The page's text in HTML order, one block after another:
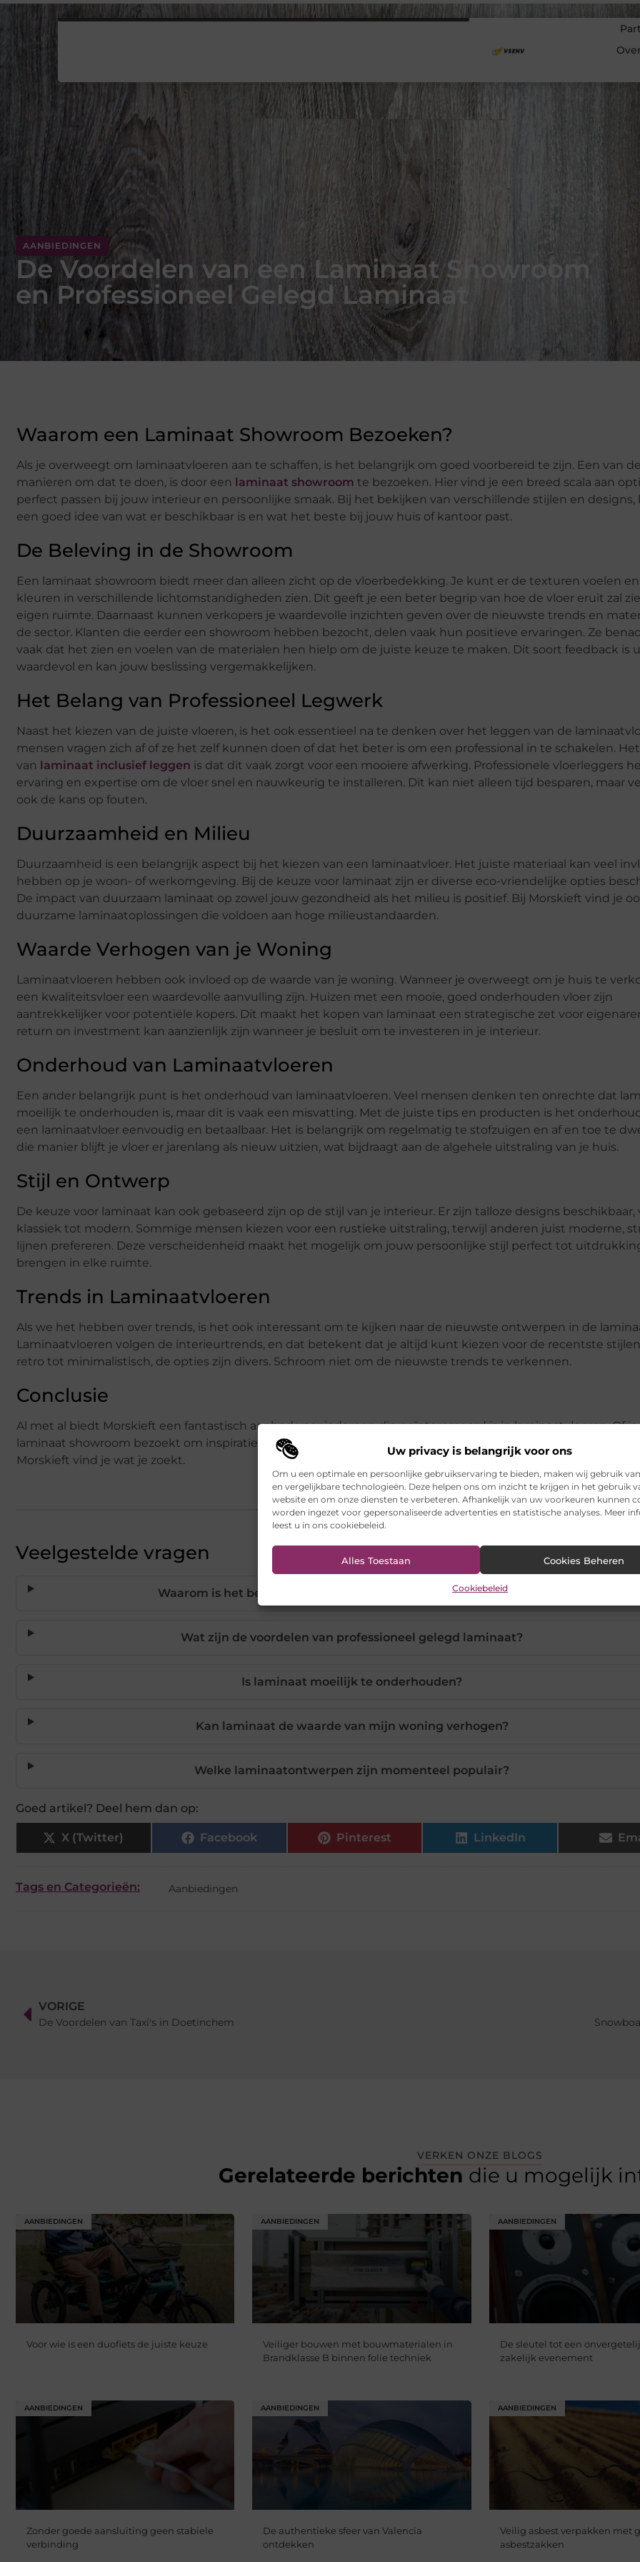
Uw privacy is belangrijk voor ons
Om u een optimale en persoonlijke gebruikservaring te bieden, maken wij gebruik
en vergelijkbare technologieën. Deze helpen ons om inzicht te krijgen in het gebruik
website en om onze diensten te verbeteren. Afhankelijk van uw voorkeuren kunnen
worden ingezet voor gepersonaliseerde advertenties en statistische analyses. Meer
leest u in ons cookiebeleid.
Alles Toestaan Cookies Beheren
Cookiebeleid
AANBIEDINGEN
De Voordelen van een Laminaat Showroom
en Professioneel Gelegd Laminaat
Waarom een Laminaat Showroom Bezoeken?
Als je overweegt om laminaatvloeren aan te schaffen, is het belangrijk om goed voorbereid te zijn. Een van
manieren om dat te doen, is door een
laminaat showroom te bezoeken. Hier vind je een breed scala aan
perfect passen bij jouw interieur en persoonlijke smaak. Bij het bekijken van verschillende stijlen en designs,
een goed idee van wat er beschikbaar is en wat het beste bij jouw huis of kantoor past.
De Beleving in de Showroom
Een laminaat showroom biedt meer dan alleen zicht op de vloerbedekking. Je kunt er de texturen voelen
kleuren in verschillende lichtomstandigheden zien. Dit geeft je een beter begrip van hoe de vloer eruit zal
eigen ruimte. Daarnaast kunnen verkopers je waardevolle inzichten geven over de nieuwste trends en
de sector. Klanten die eerder een showroom hebben bezocht, delen vaak hun positieve ervaringen. Ze
vaak dat het zien en voelen van de materialen hen hielp om de juiste keuze te maken. Dit soort feedback is
waardevol en kan jouw beslissing vergemakkelijken.
Het Belang van Professioneel Legwerk
Naast het kiezen van de juiste vloeren, is het ook essentieel na te denken over het leggen van de
mensen vragen zich af of ze het zelf kunnen doen of dat het beter is om een professional in te schakelen.
van
laminaat inclusief leggen is dat dit vaak zorgt voor een mooiere afwerking. Professionele vloerleggers
ervaring en expertise om de vloer snel en nauwkeurig te installeren. Dit kan niet alleen tijd besparen, maar
ook de kans op fouten.
Duurzaamheid en Milieu
Duurzaamheid is een belangrijk aspect bij het kiezen van een laminaatvloer. Het juiste materiaal kan veel
hebben op je woon- of werkomgeving. Bij de keuze voor laminaat zijn er diverse eco-vriendelijke opties
De impact van duurzaam laminaat op zowel jouw gezondheid als het milieu is positief. Bij Morskieft vind je
duurzame laminaatoplossingen die voldoen aan hoge milieustandaarden.
Waarde Verhogen van je Woning
Laminaatvloeren hebben ook invloed op de waarde van je woning. Wanneer je overweegt om je huis te
een kwaliteitsvloer een waardevolle aanvulling zijn. Huizen met een mooie, goed onderhouden vloer zijn
aantrekkelijker voor potentiële kopers. Dit maakt het kopen van laminaat een strategische zet voor
return on investment kan aanzienlijk zijn wanneer je besluit om te investeren in je interieur.
Onderhoud van Laminaatvloeren
Een ander belangrijk punt is het onderhoud van laminaatvloeren. Veel mensen denken ten onrechte dat
moeilijk te onderhouden is, maar dit is vaak een misvatting. Met de juiste tips en producten is het
een laminaatvloer eenvoudig en betaalbaar. Het is belangrijk om regelmatig te stofzuigen en af en toe te
die manier blijft je vloer er jarenlang als nieuw uitzien, wat bijdraagt aan de algehele uitstraling van je huis.
Stijl en Ontwerp
De keuze voor laminaat kan ook gebaseerd zijn op de stijl van je interieur. Er zijn talloze designs beschikbaar,
klassiek tot modern. Sommige mensen kiezen voor een rustieke uitstraling, terwijl anderen juist moderne,
lijnen prefereren. Deze verscheidenheid maakt het mogelijk om jouw persoonlijke stijl perfect tot
brengen in elke ruimte.
Trends in Laminaatvloeren
Als we het hebben over trends, is het ook interessant om te kijken naar de nieuwste ontwerpen in de
Laminaatvloeren volgen de interieurtrends, en dat betekent dat je altijd kunt kiezen voor de recentste
retro tot minimalistisch, de opties zijn divers. Schroom niet om de nieuwste trends te verkennen.
Conclusie
Al met al biedt Morskieft een fantastisch aanbod voor iedereen die geïnteresseerd is in laminaatvloeren. Of
laminaat showroom bezoekt om inspiratie op te doen, of kiest voor het gemak van laminaat inclusief leggen,
Morskieft vind je wat je zoekt.
Veelgestelde vragen
Waarom is het bezoeken van een laminaat showroom belangrijk?
Wat zijn de voordelen van professioneel gelegd laminaat?
Is laminaat moeilijk te onderhouden?
Kan laminaat de waarde van mijn woning verhogen?
Welke laminaatontwerpen zijn momenteel populair?
Goed artikel? Deel hem dan op:
X (Twitter) Facebook Pinterest LinkedIn
Tags en Categorieën: Aanbiedingen
VORIGE
De Voordelen van Taxi's in Doetinchem
VERKEN ONZE BLOGS
Gerelateerde berichten die u mogelijk
AANBIEDINGEN
Voor wie is een duofiets de juiste keuze
AANBIEDINGEN
Veiliger bouwen met bouwmaterialen in
Brandklasse B binnen folie techniek
AANBIEDINGEN
De sleutel tot een
zakelijk evenement
AANBIEDINGEN
Zonder goede aansluiting geen stabiele
verbinding
AANBIEDINGEN
De authentieke sfeer van Valencia
ontdekken
AANBIEDINGEN
Veilig asbest verpakken met
asbestzakken